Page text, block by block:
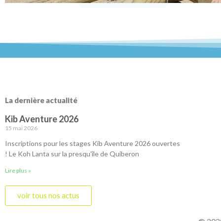
La dernière actualité
Kib Aventure 2026
15 mai 2026
Inscriptions pour les stages Kib Aventure 2026 ouvertes
! Le Koh Lanta sur la presqu’île de Quiberon
Lire plus »
voir tous nos actus